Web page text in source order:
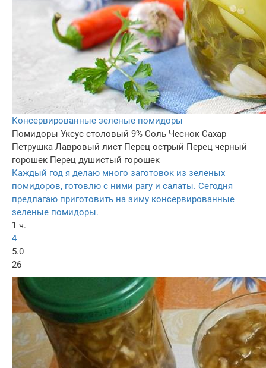
Консервированные зеленые помидоры
Помидоры Уксус столовый 9% Соль Чеснок Сахар
Петрушка Лавровый лист Перец острый Перец черный
горошек Перец душистый горошек
Каждый год я делаю много заготовок из зеленых
помидоров, готовлю с ними рагу и салаты. Сегодня
предлагаю приготовить на зиму консервированные
зеленые помидоры.
1 ч.
4
5.0
26